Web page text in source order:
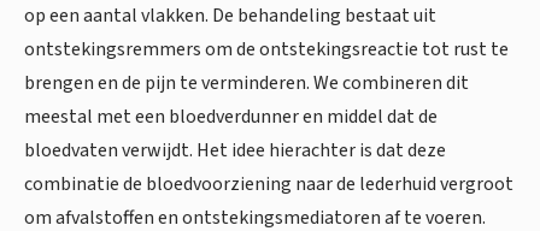
op een aantal vlakken. De behandeling bestaat uit
ontstekingsremmers om de ontstekingsreactie tot rust te
brengen en de pijn te verminderen. We combineren dit
meestal met een bloedverdunner en middel dat de
bloedvaten verwijdt. Het idee hierachter is dat deze
combinatie de bloedvoorziening naar de lederhuid vergroot
om afvalstoffen en ontstekingsmediatoren af te voeren.